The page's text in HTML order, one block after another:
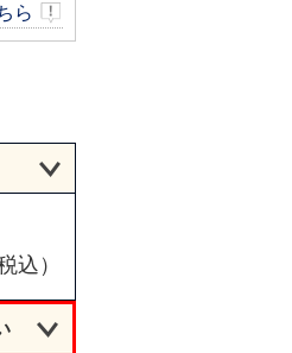
ら
込）